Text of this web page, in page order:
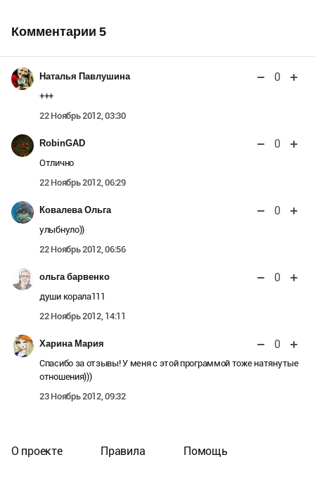
Комментарии 5
Наталья Павлушина 0
+++
22 Ноябрь 2012, 03:30
RobinGAD 0
Отлично
22 Ноябрь 2012, 06:29
Ковалева Ольга 0
улыбнуло))
22 Ноябрь 2012, 06:56
ольга барвенко 0
души корала111
22 Ноябрь 2012, 14:11
Харина Мария 0
Спасибо за отзывы! У меня с этой программой тоже натянутые
отношения)))
23 Ноябрь 2012, 09:32
О проекте Правила Помощь